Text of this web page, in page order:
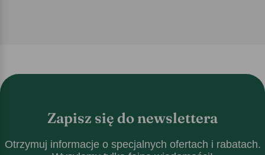
Zapisz się do newslettera
Otrzymuj informacje o specjalnych ofertach i rabatach.